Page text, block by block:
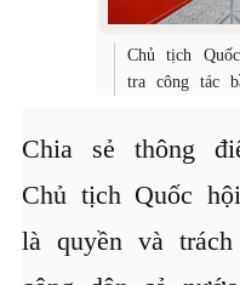
Chủ tịch
tra công tác
Chia sẻ thông
Chủ tịch Quốc
là quyền và